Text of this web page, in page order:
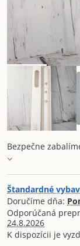
Bezpečne
Štandardné
Doručíme dňa:
24.8.2026